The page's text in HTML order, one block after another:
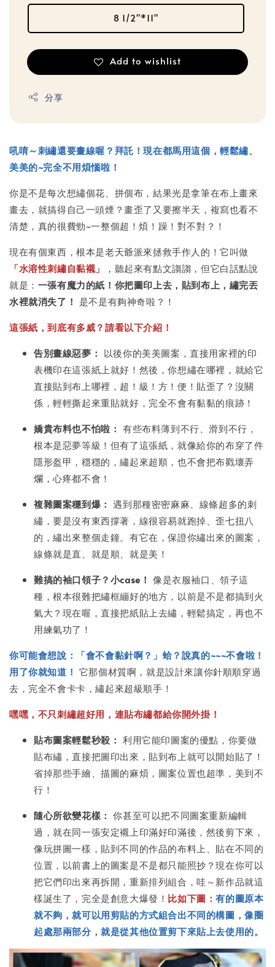
8 1/2"*11"
Add to wishlist
分享
吼唷～刺繡還要畫線喔？拜託！現在都馬用這個，輕鬆繡、
美美的~完全不用煩惱啦！
你是不是每次想繡個花、拼個布，結果光是拿筆在布上畫來
畫去，就搞得自己一頭煙？畫歪了又要擦半天，複寫也看不
清楚，真的很費勁~一整個超！煩！躁！對不對？！
現在有個東西，根本是老天爺派來拯救手作人的！它叫做
「水溶性刺繡自黏襯」
，聽起來有點文謅謅，但它白話點說
就是： 一張有魔力的紙！你把圖印上去，貼到布上，繡完丟
水裡就消失了！ 是不是有夠神奇啦？！
這張紙，到底有多威？請看以下介紹！
告別畫線惡夢： 以後你的美美圖案，直接用家裡的印
表機印在這張紙上就好！然後，你想繡在哪裡，就給它
直接貼到布上哪裡，超！級！方！便！貼歪了？沒關
係，輕輕撕起來重貼就好，完全不會有黏黏的痕跡！
嬌貴布料也不怕啦： 有些布料薄到不行、滑到不行，
根本是惡夢等級！但有了這張紙，就像給你的布穿了件
隱形盔甲，穩穩的，繡起來超順，也不會把布戳壞弄
爛，心疼都不會！
複雜圖案穩到爆： 遇到那種密密麻麻、線條超多的刺
繡，要是沒有東西撐著，線很容易就跑掉、歪七扭八
的，繡出來整個走鐘。有它在，保證你繡出來的圖案，
線條就是直、就是順、就是美！
難搞的袖口領子？小case！ 像是衣服袖口、領子這
種，根本很難把繡框繃好的地方，以前是不是都搞到火
氣大？現在喔，直接把紙貼上去繡，輕鬆搞定，再也不
用練氣功了！
你可能會想說：「會不會黏針啊？」蛤？說真的~~~不會啦！
用了你就知道！ 它那個材質啊，就是設計來讓你針順順穿過
去，完全不會卡卡，繡起來超級順手！
嘿嘿，不只刺繡超好用，連貼布繡都給你開外掛！
貼布圖案輕鬆秒殺： 利用它能印圖案的優點，你要做
貼布繡，直接把圖印出來，貼到布上就可以開始貼了！
省掉那些手繪、描圖的麻煩，圖案位置也超準，美到不
行！
隨心所欲變花樣： 你甚至可以把不同圖案重新編輯
過，就在同一張安定襯上印滿好印滿後，然後剪下來，
像玩拼圖一樣，貼到不同的作品的布料上、貼在不同的
位置，以前書上的圖案是不是都只能照抄？現在你可以
把它們印出來再拆開，重新排列組合，哇～新作品就這
樣誕生了，完全是創意大爆發！ 比如下圖：有的圖原本
就不夠，就可以用剪貼的方式組合出不同的構圖，像圈
起處那兩部分，就是從其他位置剪下來貼上去使用的。